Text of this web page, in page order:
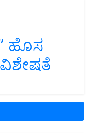
ಹೊಸ
ವಿಶೇಷತೆ